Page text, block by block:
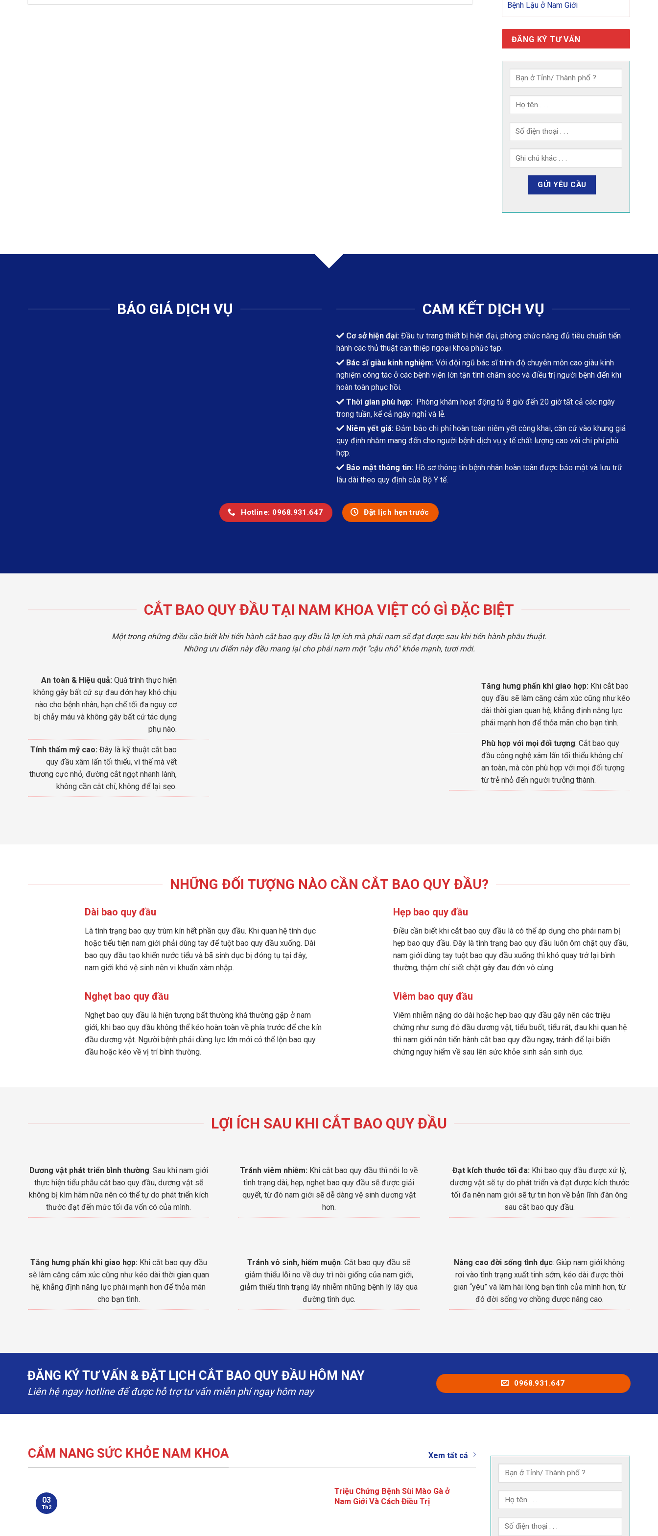
Bệnh Lậu ở Nam Giới
ĐĂNG KÝ TƯ VẤN
BÁO GIÁ DỊCH VỤ CAM KẾT DỊCH VỤ
Cơ sở hiện đại: Đầu tư trang thiết bị hiện đại, phòng chức năng đủ tiêu chuẩn tiến
hành các thủ thuật can thiệp ngoại khoa phức tạp.
Bác sĩ giàu kinh nghiệm: Với đội ngũ bác sĩ trình độ chuyên môn cao giàu kinh
nghiệm công tác ở các bệnh viện lớn tận tình chăm sóc và điều trị người bệnh đến khi
hoàn toàn phục hồi.
Thời gian phù hợp: Phòng khám hoạt động từ 8 giờ đến 20 giờ tất cả các ngày
trong tuần, kể cả ngày nghỉ và lễ.
Niêm yết giá: Đảm bảo chi phí hoàn toàn niêm yết công khai, căn cứ vào khung giá
quy định nhằm mang đến cho người bệnh dịch vụ y tế chất lượng cao với chi phí phù
hợp.
Bảo mật thông tin: Hồ sơ thông tin bệnh nhân hoàn toàn được bảo mật và lưu trữ
lâu dài theo quy định của Bộ Y tế.
Hotline: 0968.931.647 Đặt lịch hẹn trước
CẮT BAO QUY ĐẦU TẠI NAM KHOA VIỆT CÓ GÌ ĐẶC BIỆT
Một trong những điều cần biết khi tiến hành cắt bao quy đầu là lợi ích mà phái nam sẽ đạt được sau khi tiến hành phẫu thuật.
Những ưu điểm này đều mang lại cho phái nam một "cậu nhỏ" khỏe mạnh, tươi mới.
An toàn & Hiệu quả: Quá trình thực hiện
không gây bất cứ sự đau đớn hay khó chịu
nào cho bệnh nhân, hạn chế tối đa nguy cơ
bị chảy máu và không gây bất cứ tác dụng
phụ nào.
Tính thẩm mỹ cao: Đây là kỹ thuật cắt bao
quy đầu xâm lấn tối thiểu, vì thế mà vết
thương cực nhỏ, đường cắt ngọt nhanh lành,
không cần cắt chỉ, không để lại sẹo.
Tăng hưng phấn khi giao hợp: Khi cắt bao
quy đầu sẽ làm căng cảm xúc cũng như kéo
dài thời gian quan hệ, khẳng định năng lực
phái mạnh hơn để thỏa mãn cho bạn tình.
Phù hợp với mọi đối tượng: Cắt bao quy
đầu công nghệ xâm lấn tối thiểu không chỉ
an toàn, mà còn phù hợp với mọi đối tượng
từ trẻ nhỏ đến người trưởng thành.
NHỮNG ĐỐI TƯỢNG NÀO CẦN CẮT BAO QUY ĐẦU?
Dài bao quy đầu
Là tình trạng bao quy trùm kín hết phần quy đầu. Khi quan hệ tình dục
hoặc tiểu tiện nam giới phải dùng tay để tuột bao quy đầu xuống. Dài
bao quy đầu tạo khiến nước tiểu và bã sinh dục bị đóng tụ tại đây,
nam giới khó vệ sinh nên vi khuẩn xâm nhập.
Hẹp bao quy đầu
Điều cần biết khi cắt bao quy đầu là có thể áp dụng cho phái nam bị
hẹp bao quy đầu. Đây là tình trạng bao quy đầu luôn ôm chặt quy đầu,
nam giới dùng tay tuột bao quy đầu xuống thì khó quay trở lại bình
thường, thậm chí siết chặt gây đau đớn vô cùng.
Nghẹt bao quy đầu
Nghẹt bao quy đầu là hiện tượng bất thường khá thường gặp ở nam
giới, khi bao quy đầu không thể kéo hoàn toàn về phía trước để che kín
đầu dương vật. Người bệnh phải dùng lực lớn mới có thể lộn bao quy
đầu hoặc kéo về vị trí bình thường.
Viêm bao quy đầu
Viêm nhiễm nặng do dài hoặc hẹp bao quy đầu gây nên các triệu
chứng như sưng đỏ đầu dương vật, tiểu buốt, tiểu rát, đau khi quan hệ
thì nam giới nên tiến hành cắt bao quy đầu ngay, tránh để lại biến
chứng nguy hiểm về sau lên sức khỏe sinh sản sinh dục.
LỢI ÍCH SAU KHI CẮT BAO QUY ĐẦU
Dương vật phát triển bình thường: Sau khi nam giới
thực hiện tiểu phẫu cắt bao quy đầu, dương vật sẽ
không bị kìm hãm nữa nên có thể tự do phát triển kích
thước đạt đến mức tối đa vốn có của mình.
Tránh viêm nhiễm: Khi cắt bao quy đầu thì nỗi lo về
tình trạng dài, hẹp, nghẹt bao quy đầu sẽ được giải
quyết, từ đó nam giới sẽ dễ dàng vệ sinh dương vật
hơn.
Đạt kích thước tối đa: Khi bao quy đầu được xử lý,
dương vật sẽ tự do phát triển và đạt được kích thước
tối đa nên nam giới sẽ tự tin hơn về bản lĩnh đàn ông
sau cắt bao quy đầu.
Tăng hưng phấn khi giao hợp: Khi cắt bao quy đầu
sẽ làm căng cảm xúc cũng như kéo dài thời gian quan
hệ, khẳng định năng lực phái mạnh hơn để thỏa mãn
cho bạn tình.
Tránh vô sinh, hiếm muộn: Cắt bao quy đầu sẽ
giảm thiểu lỗi no về duy trì nòi giống của nam giới,
giảm thiểu tình trạng lây nhiễm những bệnh lý lây qua
đường tình dục.
Nâng cao đời sống tình dục: Giúp nam giới không
rơi vào tình trạng xuất tinh sớm, kéo dài được thời
gian “yêu” và làm hài lòng bạn tình của mình hơn, từ
đó đời sống vợ chồng được nâng cao.
ĐĂNG KÝ TƯ VẤN & ĐẶT LỊCH CẮT BAO QUY ĐẦU HÔM NAY
Liên hệ ngay hotline để được hỗ trợ tư vấn miễn phí ngay hôm nay
0968.931.647
CẨM NANG SỨC KHỎE NAM KHOA Xem tất cả
03
Th2
Triệu Chứng Bệnh Sùi Mào Gà ở
Nam Giới Và Cách Điều Trị